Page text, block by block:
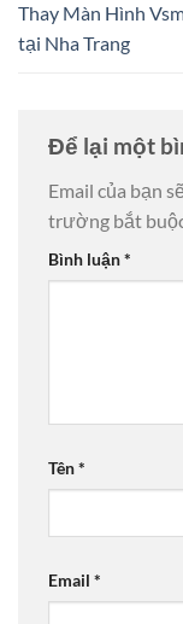
Thay Màn Hình
tại Nha Trang
Để lại một
Email của bạn
trường bắt
Bình luận*
Tên*
Email *